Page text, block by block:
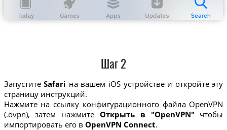
Шаг 2
ЗапуститеSafari на вашем iOS устройстве и откройте эту
страницу инструкций.
Нажмите на ссылку конфигурационного файла OpenVPN
(.ovpn), затем нажмите Открыть в "OpenVPN" чтобы
импортировать его в OpenVPN Connect.